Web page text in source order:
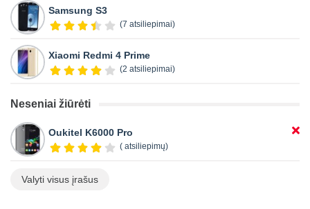
Samsung S3
(7 atsiliepimai)
Xiaomi Redmi 4 Prime
(2 atsiliepimai)
Neseniai žiūrėti
Oukitel K6000 Pro
( atsiliepimų)
Valyti visus įrašus